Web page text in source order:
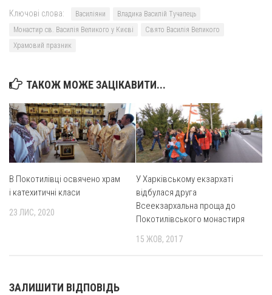
Оголошення
Трансляції
Ключові слова: Василіяни
Владика Василій Тучапець
Монастир св. Василія Великого у Києві
Свято Василія Великого
Храмовий празник
ТАКОЖ МОЖЕ ЗАЦІКАВИТИ...
В Покотилівці освячено храм
і катехитичні класи
23 ЛИС, 2020
У Харківському екзархаті
відбулася друга
Всеекзархальна проща до
Покотилівського монастиря
15 ЖОВ, 2017
ЗАЛИШИТИ ВІДПОВІДЬ